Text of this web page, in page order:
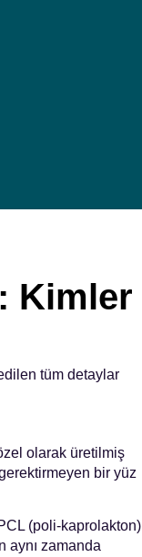
Kimler
tüm detaylar
olarak üretilmiş
bir yüz
(poli-kaprolakton)
aynı zamanda